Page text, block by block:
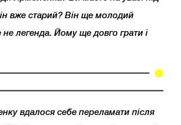
вже старий? Він ще молодий
не легенда. Йому ще довго грати і
вдалося себе переламати після